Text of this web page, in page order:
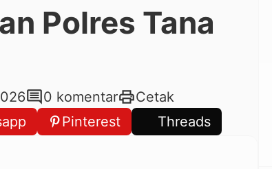
Polres Tana
comment0 komentarprintCetak
Pinterest Threads